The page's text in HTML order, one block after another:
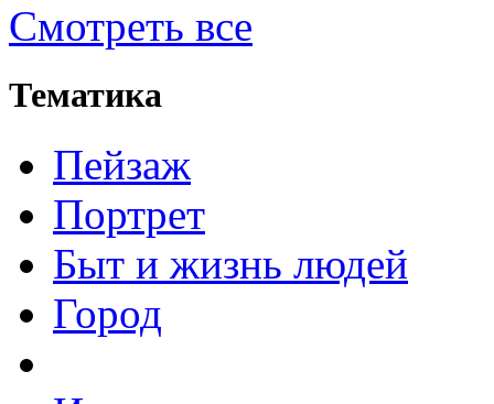
Смотреть все
Тематика
Пейзаж
Портрет
Быт и жизнь людей
Город